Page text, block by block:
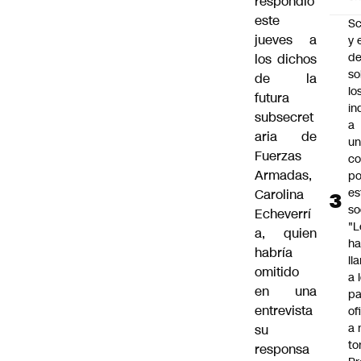
este
jueves a
los dichos
de la
futura
subsecret
aria de
Fuerzas
Armadas,
Carolina
Echeverrí
a, quien
habría
omitido
en una
entrevista
su
responsa
y
a
a
a